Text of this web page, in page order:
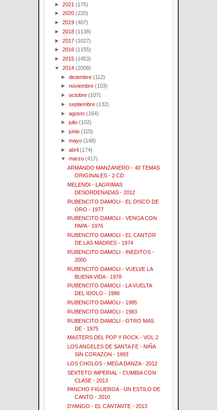
► 2021 (175)
► 2020 (220)
► 2019 (407)
► 2018 (1138)
► 2017 (1027)
► 2016 (1155)
► 2015 (1453)
▼ 2014 (2008)
►diciembre (112)
►noviembre (103)
►octubre (107)
►septiembre (132)
►agosto (164)
►julio (102)
►junio (115)
►mayo (148)
►abril (174)
▼marzo (417)
ARMANDO MANZANERO - 40 TEMAS
ORIGINALES - 2 CD
MELENDI - LAGRIMAS
DESORDENADAS - 2012
RUBENCITO DAMOLI - EL DISCO DE
ORO - 1977
RUBENCITO DAMOLI - VENGA CON
PAPA - 1976
RUBENCITO DAMOLI - EL CANTOR
DE LAS MADRES - 1974
RUBENCITO DAMOLI - INEDITOS -
2000
RUBENCITO DAMOLI - VUELVE LA
BUENA VIDA - 1978
RUBENCITO DAMOLI - LA VUELTA
DEL IDOLO - 1986
RUBENCITO DAMOLI - 1985
RUBENCITO DAMOLI - 1983
RUBENCITO DAMOLI - OTRO MAS
DE - 1975
MASTERS DEL POP Y ROCK - VOL 2
LOS ANGELES DE SANTA FE - NIÑA
SIN CORAZON - 1993
LOS CHOLOS - MEGA DANZA - 2012
SEXTETO IMPERIAL - CUMBIA CON
CLASE - 2013
PANCHO FIGUEROA - UN ESTILO DE
CANTO - 2010
DYANGO - EL CANTANTE - 2013